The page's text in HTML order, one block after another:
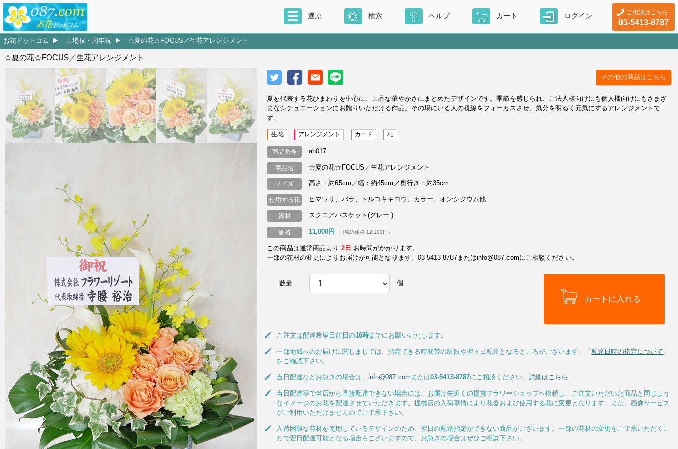
ご相談はこちら
03-5413-8787
選ぶ 検索 ヘルプ カート ログイン
お花ドットコム 上場祝・周年祝 ☆夏の花☆FOCUS／生花アレンジメント
☆夏の花☆FOCUS／生花アレンジメント
その他の商品はこちら
夏を代表する花ひまわりを中心に、上品な華やかさにまとめたデザインです。季節を感じられ、ご法人様向けにも個人様向けにもさまざ
まなシチュエーションにお贈りいただける作品。その場にいる人の視線をフォーカスさせ、気分を明るく元気にするアレンジメントで
す。
生花 アレンジメント カード 札
商品番号 ah017
商品名 ☆夏の花☆FOCUS／生花アレンジメント
サイズ 高さ：約65cm／幅：約45cm／奥行き：約35cm
使用する花 ヒマワリ、バラ、トルコキキヨウ、カラー、オンシジウム他
資材 スクエアバスケット(グレー )
価格 11,000円 （税込価格 12,100円）
この商品は通常商品より2日 お時間がかかります。
一部の花材の変更によりお届けが可能となります。03-5413-8787またはinfo@087.comにご相談ください。
数量 個
ご注文は配達希望日前日の16時までにお願いいたします。
一部地域へのお届けに関しましては、指定できる時間帯の制限や翌々日配達となるところがございます。「配達日時の指定について 」
をご確認下さい。
当日配達などお急ぎの場合は、info@087.com または03-5413-8787にご相談ください。詳細はこちら
当日配達等で当店から直接配達できない場合には、お届け先近くの提携フラワーショップへ依頼し、ご注文いただいた商品と同じよう
なイメージのお花を配達させていただきます。提携店の入荷事情により花器および使用する花に変更となります。また、画像サービス
がご利用いただけませんのでご了承下さい。
入荷困難な花材を使用しているデザインのため、翌日の配達指定ができない商品がございます。一部の花材の変更をご了承いただくこ
とで翌日配達可能となる場合もございますので、お急ぎの場合はぜひご相談下さい。